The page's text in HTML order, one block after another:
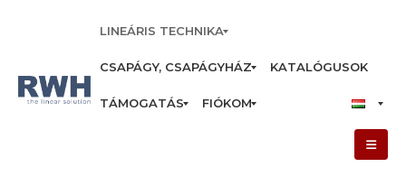
LINEÁRIS TECHNIKA
CSAPÁGY, CSAPÁGYHÁZ KATALÓGUSOK
TÁMOGATÁS FIÓKOM